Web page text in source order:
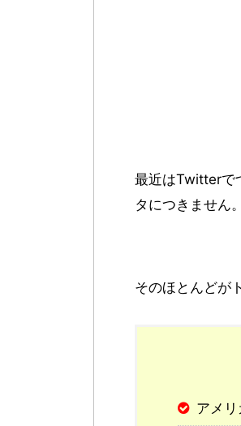
最近はTwitterで
タにつきません。
そのほとんどが
アメ